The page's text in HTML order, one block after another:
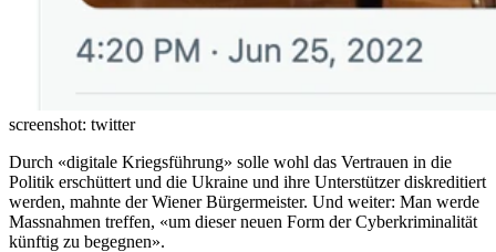
screenshot: twitter
Durch «digitale Kriegsführung» solle wohl das Vertrauen in die
Politik erschüttert und die Ukraine und ihre Unterstützer diskreditiert
werden, mahnte der Wiener Bürgermeister. Und weiter: Man werde
Massnahmen treffen, «um dieser neuen Form der Cyberkriminalität
künftig zu begegnen».